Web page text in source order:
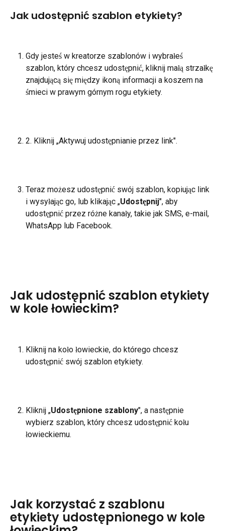
Jak udostępnić szablon etykiety?
Gdy jesteś w kreatorze szablonów i wybrałeś
szablon, który chcesz udostępnić, kliknij małą strzałkę
znajdującą się między ikoną informacji a koszem na
śmieci w prawym górnym rogu etykiety.
2. Kliknij „Aktywuj udostępnianie przez link".
Teraz możesz udostępnić swój szablon, kopiując link
i wysyłając go, lub klikając „Udostępnij", aby
udostępnić przez różne kanały, takie jak SMS, e-mail,
WhatsApp lub Facebook.
Jak udostępnić szablon etykiety
w kole łowieckim?
Kliknij na koło łowieckie, do którego chcesz
udostępnić swój szablon etykiety.
Kliknij „Udostępnione szablony", a następnie
wybierz szablon, który chcesz udostępnić kołu
łowieckiemu.
Jak korzystać z szablonu
etykiety udostępnionego w kole